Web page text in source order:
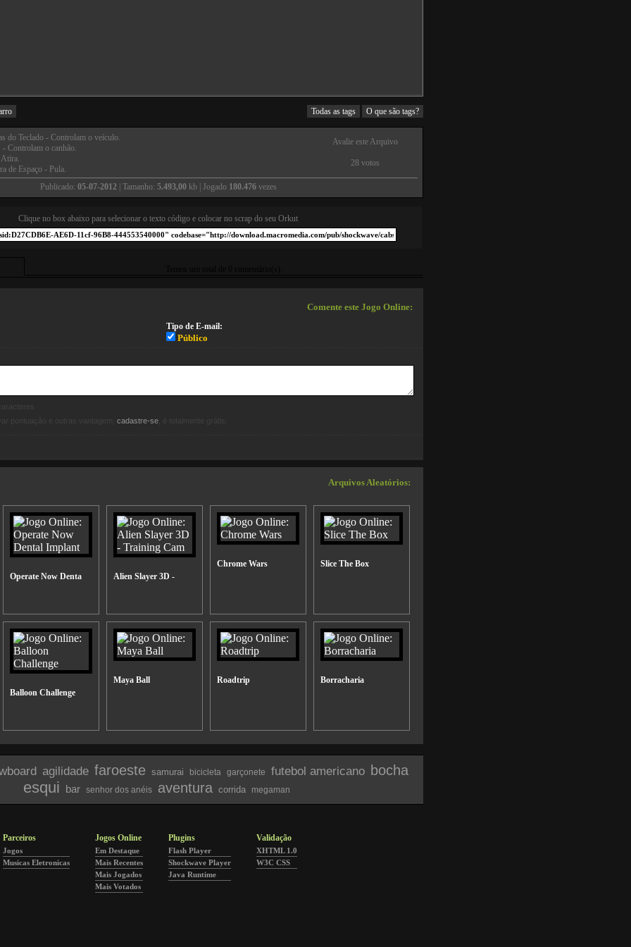
Todas as tags O que são tags?
do Teclado - Controlam o veículo.
- Controlam o canhão.
de Espaço - Pula.
Avalie este Arquivo
28 votos
Publicado: 05-07-2012| Tamanho: 5.493,00kb | Jogado 180.476vezes
Clique no box abaixo para selecionar o texto código e colocar no scrap do seu Orkut
Comente este Jogo Online:
Tipo de E-mail:
Público
cadastre-se
Arquivos Aleatórios:
Operate Now Denta Alien Slayer 3D -
Chrome Wars Slice The Box
Balloon Challenge
Maya Ball Roadtrip Borracharia
agilidade faroeste samurai bicicleta garçonete futebol americano bocha
esqui bar senhor dos anéis aventura corrida megaman
Parceiros
Jogos
Musicas Eletronicas
Jogos Online
Em Destaque
Mais Recentes
Mais Jogados
Mais Votados
Plugins
Flash Player
Shockwave Player
Java Runtime
Validação
XHTML 1.0
W3C CSS